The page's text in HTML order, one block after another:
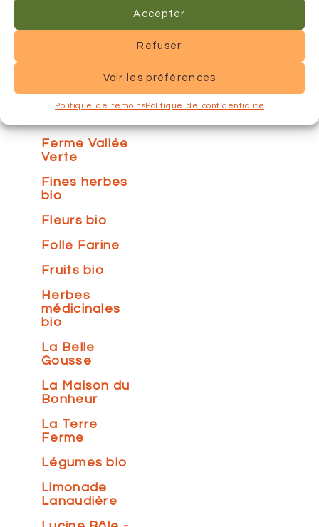
Accepter
Refuser
Voir les préférences
Politique de témoinsPolitique de confidentialité
Cuisine de la
Érablière du
Ferme Vallée
Verte
Fines herbes
bio
Fleurs bio
Folle Farine
Fruits bio
Herbes
médicinales
bio
La Belle
Gousse
La Maison du
Bonheur
La Terre
Ferme
Légumes bio
Limonade
Lanaudière